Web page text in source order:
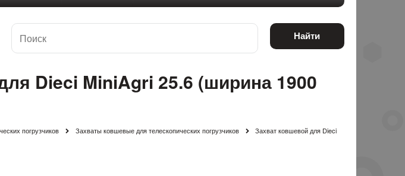
Найти
Dieci MiniAgri 25.6 (ширина 1900
погрузчиков Захваты ковшевые для телескопических погрузчиков
Захват ковшевой для Dieci